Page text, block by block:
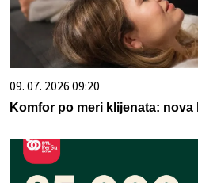
09. 07. 2026 09:20
Komfor po meri klijenata: nova